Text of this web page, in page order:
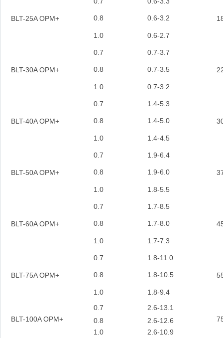
BLT-25A OPM+ 0.8 0.6-3.2
1.0 0.6-2.7
BLT-30A OPM+
0.7 0.7-3.7
0.8 0.7-3.5
1.0 0.7-3.2
BLT-40A OPM+
0.7 1.4-5.3
0.8 1.4-5.0
1.0 1.4-4.5
BLT-50A OPM+
0.7 1.9-6.4
0.8 1.9-6.0
1.0 1.8-5.5
BLT-60A OPM+
0.7 1.7-8.5
0.8 1.7-8.0
1.0 1.7-7.3
BLT-75A OPM+
0.7 1.8-11.0
0.8 1.8-10.5
1.0 1.8-9.4
BLT-100A OPM+
0.7
2.6-13.1
0.8
2.6-12.6
1.0
2.6-10.9